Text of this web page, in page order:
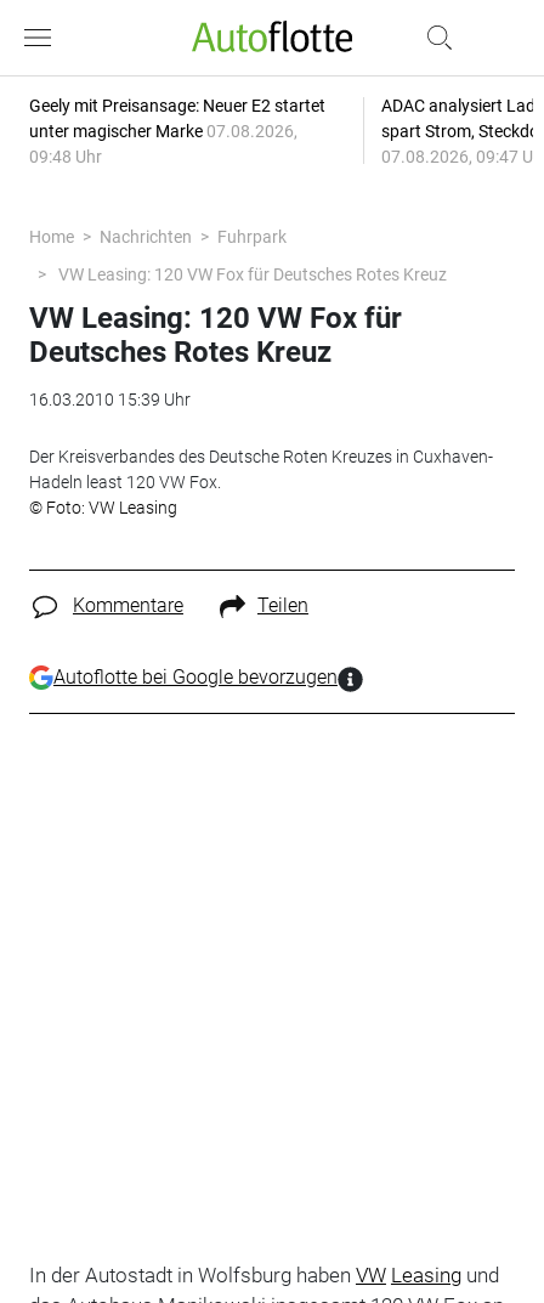
Geely mit Preisansage: Neuer E2 startet
unter magischer Marke 07.08.2026,
09:48 Uhr
ADAC analysiert
spart Strom,
07.08.2026, 09:47
Home Nachrichten
Fuhrpark
VW Leasing: 120 VW Fox für Deutsches Rotes Kreuz
VW Leasing: 120 VW Fox für
Deutsches Rotes Kreuz
16.03.2010 15:39 Uhr
Der Kreisverbandes des Deutsche Roten Kreuzes in Cuxhaven-
Hadeln least 120 VW Fox.
© Foto: VW Leasing
Kommentare Teilen
Autoflotte bei Google bevorzugen
In der Autostadt in Wolfsburg haben VW Leasingund